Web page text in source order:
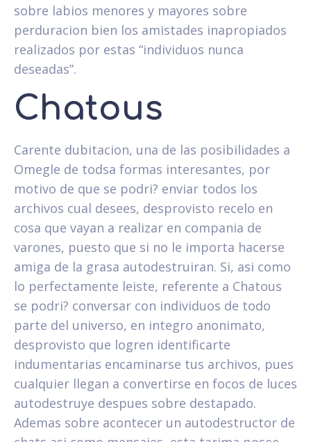
sobre labios menores y mayores sobre
perduracion bien los amistades inapropiados
realizados por estas “individuos nunca
deseadas”.
Chatous
Carente dubitacion, una de las posibilidades a
Omegle de todsa formas interesantes, por
motivo de que se podri? enviar todos los
archivos cual desees, desprovisto recelo en
cosa que vayan a realizar en compania de
varones, puesto que si no le importa hacerse
amiga de la grasa autodestruiran. Si, asi como
lo perfectamente leiste, referente a Chatous
se podri? conversar con individuos de todo
parte del universo, en integro anonimato,
desprovisto que logren identificarte
indumentarias encaminarse tus archivos, pues
cualquier llegan a convertirse en focos de luces
autodestruye despues sobre destapado.
Ademas sobre acontecer un autodestructor de